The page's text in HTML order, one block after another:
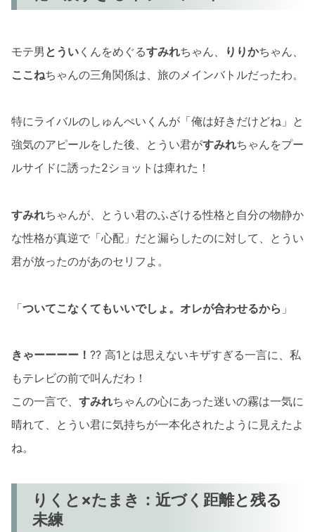
モテ男 とうい くんをめぐるすみれちゃん、 りりかちゃん、
ここねちゃんの三角関係は、旅のメインバトルだったわ。
特にライバルのしゅんぺいくんが「俺は好きだけどね」と
強気のアピールをした後、とうい君がすみれちゃんをプー
ルサイドに誘った2ショットは痺れた！
すみれちゃんが、とうい君のふざける性格と自分の物静か
な性格が真逆で「心配」だと漏らしたのに対して、とうい
君が放ったのがあのセリフよ。
「ついてこなくてもいいでしょ。オレが合わせるから 」
きゃーーーー！ ?? 高1とは思えないキザすぎる一言に、私
もテレビの前で叫んだわ！
この一言で、 すみれちゃんの心にあった迷いの霧は一気に
晴れて、とうい君に気持ちが一本化されたように見えたよ
ね。
りくと×たまき：近づく距離と残る
未練